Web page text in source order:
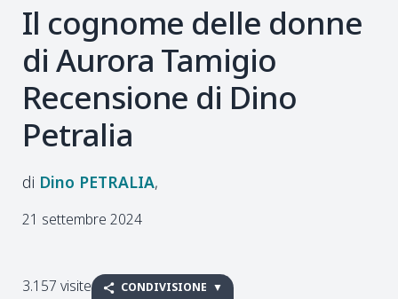
Il cognome delle donne
di Aurora Tamigio
Recensione di Dino
Petralia
Dino PETRALIA
21 settembre 2024
3.157 visite CONDIVISIONE